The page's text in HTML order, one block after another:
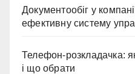
Документообіг у
ефективну систему
Телефон-розкладачка:
і що обрати